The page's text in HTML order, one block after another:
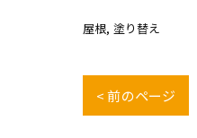
屋根 塗り替え
< 前のページ